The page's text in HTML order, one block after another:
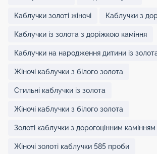
Каблучки золоті жіночі Каблучки з
Каблучки із золота з доріжкою каміння
Каблучки на народження дитини із
Жіночі каблучки з білого золота
Стильні каблучки із золота
Жіночі каблучки з білого золота
Золоті каблучки з дорогоцінним камінням
Жіночі золоті каблучки 585 проби